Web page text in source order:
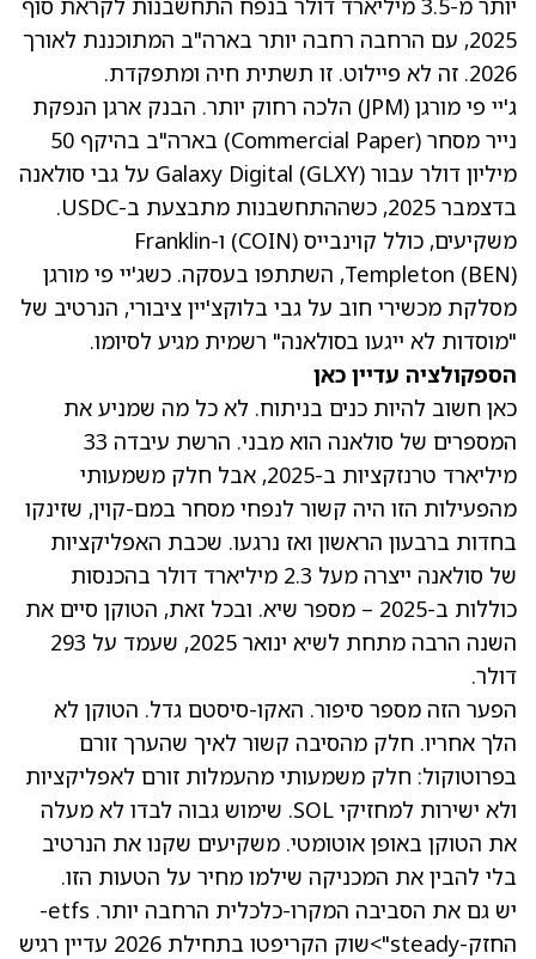
2025, עם הרחבה רחבה יותר בארה"ב המתוכננת לאורך
2026. זה לא פיילוט. זו תשתית חיה ומתפקדת.
ג'יי פי מורגן (JPM)
הלכה רחוק יותר. הבנק ארגן הנפקת
נייר מסחר (Commercial Paper) בארה"ב בהיקף 50
מיליון דולר עבור Galaxy Digital (GLXY)
על גבי סולאנה
בדצמבר 2025, כשההתחשבנות מתבצעת ב-USDC.
משקיעים, כולל קוינבייס (COIN)
ו-Franklin
Templeton (BEN)
, השתתפו בעסקה. כשג'יי פי מורגן
מסלקת מכשירי חוב על גבי בלוקצ'יין ציבורי, הנרטיב של
"מוסדות לא ייגעו בסולאנה" רשמית מגיע לסיומו.
הספקולציה עדיין כאן
כאן חשוב להיות כנים בניתוח. לא כל מה שמניע את
המספרים של סולאנה הוא מבני. הרשת עיבדה 33
מיליארד טרנזקציות ב-2025, אבל חלק משמעותי
מהפעילות הזו היה קשור לנפחי מסחר במם-קוין, שזינקו
בחדות ברבעון הראשון ואז נרגעו. שכבת האפליקציות
של סולאנה ייצרה מעל 2.3 מיליארד דולר בהכנסות
כוללות ב-2025 – מספר שיא. ובכל זאת, הטוקן סיים את
השנה הרבה מתחת לשיא ינואר 2025, שעמד על 293
דולר.
הפער הזה מספר סיפור. האקו-סיסטם גדל. הטוקן לא
הלך אחריו. חלק מהסיבה קשור לאיך שהערך זורם
בפרוטוקול: חלק משמעותי מהעמלות זורם לאפליקציות
ולא ישירות למחזיקי SOL. שימוש גבוה לבדו לא מעלה
את הטוקן באופן אוטומטי. משקיעים שקנו את הנרטיב
בלי להבין את המכניקה שילמו מחיר על הטעות הזו.
יש גם את הסביבה המקרו-כלכלית הרחבה יותר. etfs-
החזק-steady">שוק הקריפטו בתחילת 2026 עדיין רגיש